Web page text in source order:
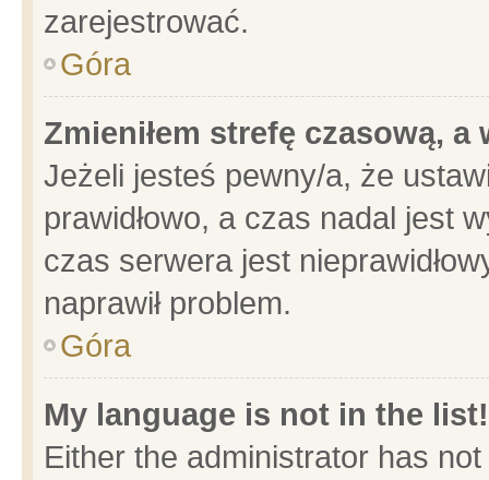
zarejestrować.
Góra
Zmieniłem strefę czasową,
Jeżeli jesteś pewny/a, że
prawidłowo, a czas nadal jest
czas serwera jest
naprawił problem.
Góra
My language is not in the list!
Either the administrator has